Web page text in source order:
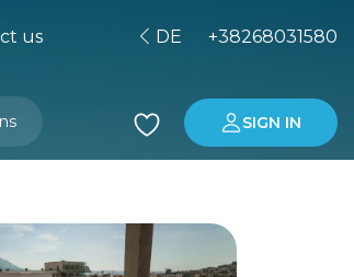
us DE +38268031580
SIGN IN